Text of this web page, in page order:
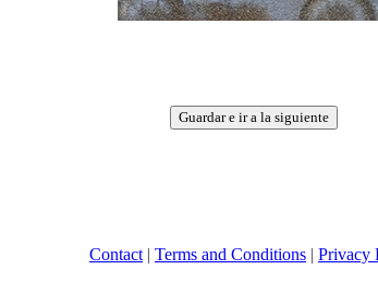
Guardar e ir a la siguiente
Contact | Terms and Conditions | Privacy